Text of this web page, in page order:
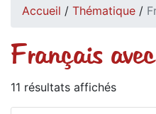
Accueil / Thématique /
Français
11 résultats affichés